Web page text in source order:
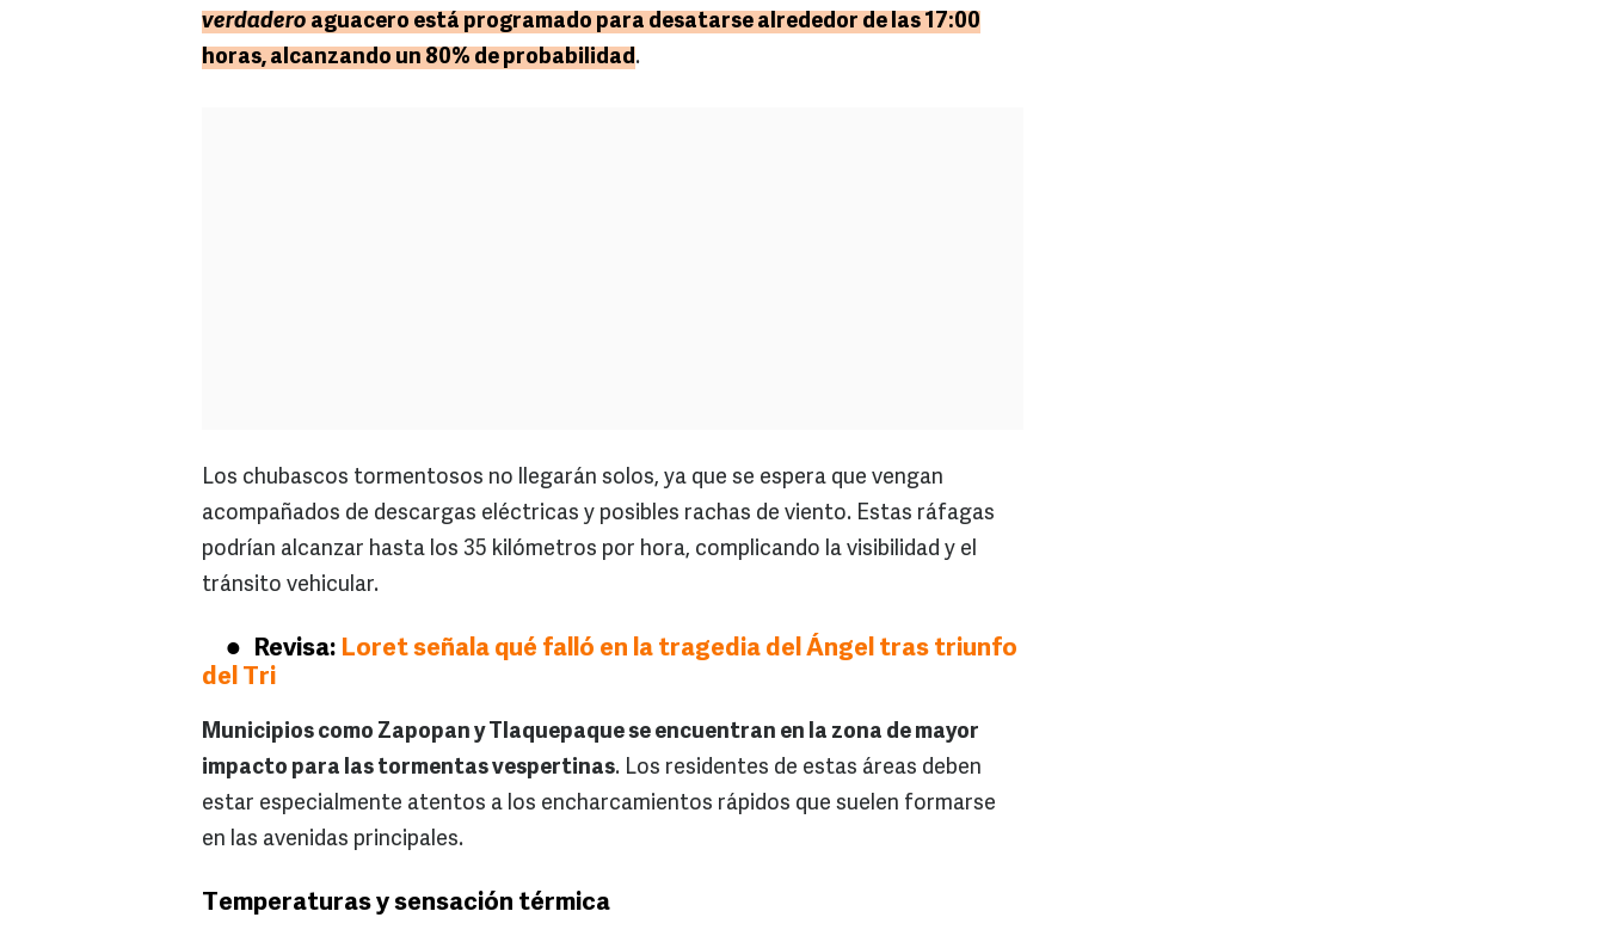
verdadero aguacero está programado para desatarse alrededor de las 17:00
horas, alcanzando un 80% de probabilidad.
Los chubascos tormentosos no llegarán solos, ya que se espera que vengan
acompañados de descargas eléctricas y posibles rachas de viento. Estas ráfagas
podrían alcanzar hasta los 35 kilómetros por hora, complicando la visibilidad y el
tránsito vehicular.
Revisa: Loret señala qué falló en la tragedia del Ángel tras triunfo
del Tri
Municipios como Zapopan y Tlaquepaque se encuentran en la zona de mayor
impacto para las tormentas vespertinas. Los residentes de estas áreas deben
estar especialmente atentos a los encharcamientos rápidos que suelen formarse
en las avenidas principales.
Temperaturas y sensación térmica